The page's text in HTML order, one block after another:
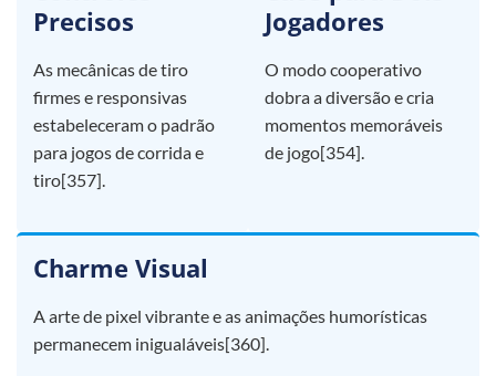
Precisos
As mecânicas de tiro
firmes e responsivas
estabeleceram o padrão
para jogos de corrida e
tiro[357].
Jogadores
O modo cooperativo
dobra a diversão e cria
momentos memoráveis
de jogo[354].
Charme Visual
A arte de pixel vibrante e as animações humorísticas
permanecem inigualáveis[360].